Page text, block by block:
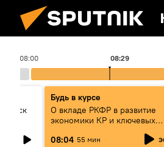
08:00 08:29
Будь в курсе
О вкладе РКФР в развитие
экономики КР и ключевых
08:04 55 мин